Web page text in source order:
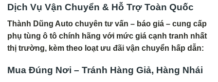
Dịch Vụ Vận Chuyển & Hỗ Trợ Toàn Quốc
Thành Dũng Auto chuyên tư vấn – báo giá – cung cấp
phụ tùng ô tô chính hãng với mức giá cạnh tranh nhất
thị trường, kèm theo loạt ưu đãi vận chuyển hấp dẫn:
Mua Đúng Nơi – Tránh Hàng Giả, Hàng Nhái